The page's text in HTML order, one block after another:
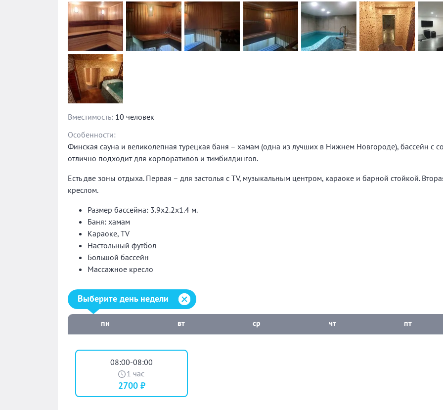
Вместимость: 10 человек
Особенности:
Финская сауна и великолепная турецкая баня – хамам (одна из лучших в Нижнем Новгороде), бассейн с
отлично подходит для корпоративов и тимбилдингов.
Есть две зоны отдыха. Первая – для застолья с TV, музыкальным центром, караоке и барной стойкой.
креслом.
Размер бассейна: 3.9х2.2х1.4 м.
Баня: хамам
Караоке, TV
Настольный футбол
Большой бассейн
Массажное кресло
Выберите день недели:
Выберите день недели
пн вт ср чт пт
08:00-08:00
1 час
2700 ₽